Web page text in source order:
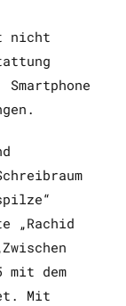
nicht
„Rachid
mit dem
Mit